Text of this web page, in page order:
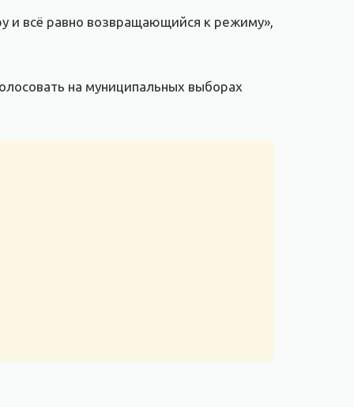
и всё равно возвращающийся к режиму»,
на муниципальных выборах